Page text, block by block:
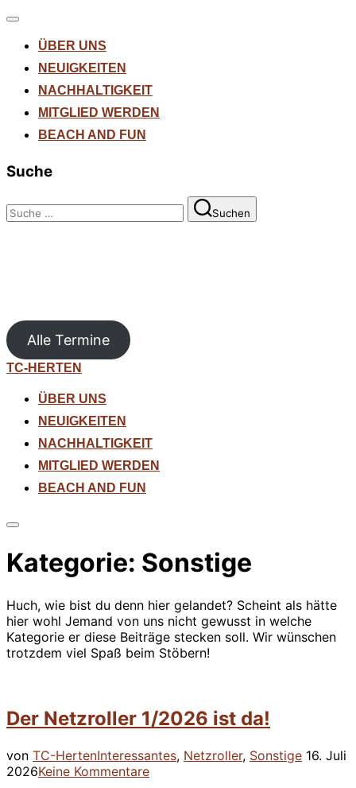
Navigation
umschalten
ÜBER UNS
NEUIGKEITEN
NACHHALTIGKEIT
MITGLIED WERDEN
BEACH AND FUN
Suche
Suchen
nach:
Suchen
Alle Termine
Zum
springen
TC-HERTEN
ÜBER UNS
NEUIGKEITEN
NACHHALTIGKEIT
MITGLIED WERDEN
BEACH AND FUN
Seitenleiste
Navigation
umschalten
Kategorie: Sonstige
Huch, wie bist du denn hier gelandet? Scheint als hätte
hier wohl Jemand von uns nicht gewusst in welche
Kategorie er diese Beiträge stecken soll. Wir wünschen
trotzdem viel Spaß beim Stöbern!
Der Netzroller 1/2026 ist da!
von TC-HertenInteressantes, Netzroller, Sonstige 16. Juli
2026Keine Kommentare